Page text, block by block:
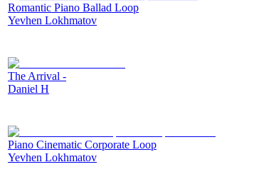
Romantic Piano Ballad Loop
Yevhen Lokhmatov
The Arrival -
Daniel H
Piano Cinematic Corporate Loop
Yevhen Lokhmatov